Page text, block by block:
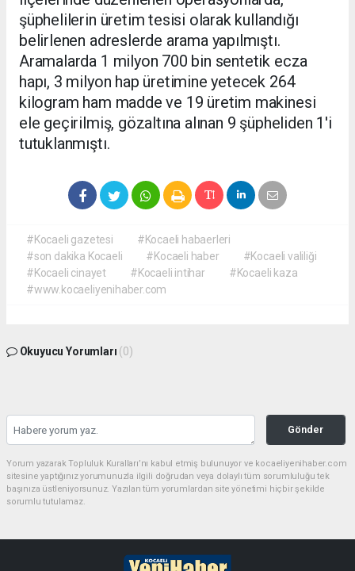
şüphelilerin üretim tesisi olarak kullandığı
belirlenen adreslerde arama yapılmıştı.
Aramalarda 1 milyon 700 bin sentetik ecza
hapı, 3 milyon hap üretimine yetecek 264
kilogram ham madde ve 19 üretim makinesi
ele geçirilmiş, gözaltına alınan 9 şüpheliden 1'i
tutuklanmıştı.
#Kocaeli gazetesi
#Kocaeli habaerleri
#son dakika Kocaeli
#Kocaeli haber
#Kocaeli valiliği
#Kocaeli cinayet
#Kocaeli intihar
#Kocaeli kaza
#www.kocaeliyenihaber.com
Okuyucu Yorumları (0)
Gönder
Yorum yazarak Topluluk Kuralları’nı kabul etmiş bulunuyor ve kocaeliyenihaber.com
sitesine yaptığınız yorumunuzla ilgili doğrudan veya dolaylı tüm sorumluluğu tek
başınıza üstleniyorsunuz. Yazılan tüm yorumlardan site yönetimi hiçbir şekilde
sorumlu tutulamaz.